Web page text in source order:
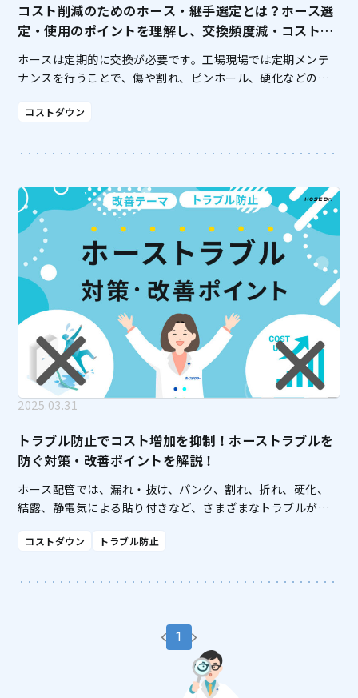
コスト削減のためのホース・継手選定とは？ホース選
定・使用のポイントを理解し、交換頻度減・コストダ
ウンを実現しよう
ホースは定期的に交換が必要です。工場現場では定期メンテ
ナンスを行うことで、傷や割れ、ピンホール、硬化などの劣
ことが可能です。しかし、ホースの劣化が早過ぎると、交換
コストダウン
2025.03.31
トラブル防止でコスト増加を抑制！ホーストラブルを
防ぐ対策・改善ポイントを解説！
ホース配管では、漏れ・抜け、パンク、割れ、折れ、硬化、
結露、静電気による貼り付きなど、さまざまなトラブルが発
が流失して損害が出てしまったり、ホースの交換に費用がか
コストダウン トラブル防止
1